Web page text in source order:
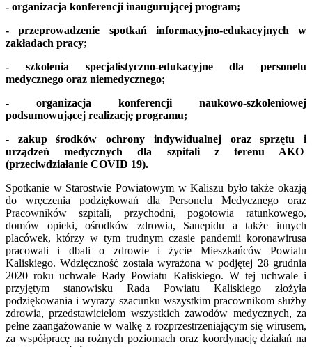
- organizacja konferencji inaugurującej program;
- przeprowadzenie spotkań informacyjno-edukacyjnych w
zakładach pracy;
- szkolenia specjalistyczno-edukacyjne dla personelu
medycznego oraz niemedycznego;
- organizacja konferencji naukowo-szkoleniowej
podsumowującej realizację programu;
- zakup środków ochrony indywidualnej oraz sprzętu i
urządzeń medycznych dla szpitali z terenu AKO
(przeciwdziałanie COVID 19).
Spotkanie w Starostwie Powiatowym w Kaliszu było także okazją
do wręczenia podziękowań dla Personelu Medycznego oraz
Pracowników szpitali, przychodni, pogotowia ratunkowego,
domów opieki, ośrodków zdrowia, Sanepidu a także innych
placówek, którzy w tym trudnym czasie pandemii koronawirusa
pracowali i dbali o zdrowie i życie Mieszkańców Powiatu
Kaliskiego. Wdzięczność została wyrażona w podjętej 28 grudnia
2020 roku uchwale Rady Powiatu Kaliskiego. W tej uchwale i
przyjętym stanowisku Rada Powiatu Kaliskiego złożyła
podziękowania i wyrazy szacunku wszystkim pracownikom służby
zdrowia, przedstawicielom wszystkich zawodów medycznych, za
pełne zaangażowanie w walkę z rozprzestrzeniającym się wirusem,
za współpracę na rożnych poziomach oraz koordynację działań na